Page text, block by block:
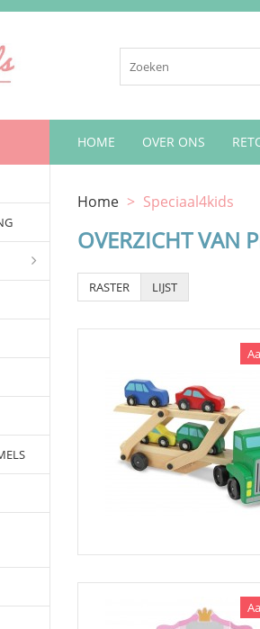
HOME OVER ONS
Home > Speciaal4kids
OVERZICHT VAN
RASTER LIJST